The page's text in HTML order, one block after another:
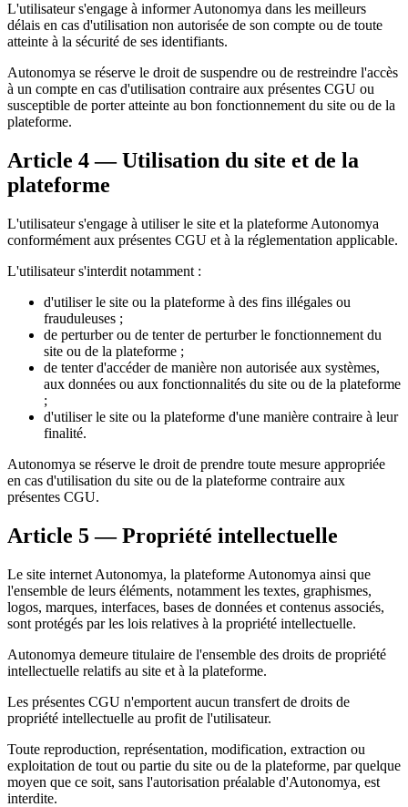
L'utilisateur s'engage à informer Autonomya dans les meilleurs
délais en cas d'utilisation non autorisée de son compte ou de toute
atteinte à la sécurité de ses identifiants.
Autonomya se réserve le droit de suspendre ou de restreindre l'accès
à un compte en cas d'utilisation contraire aux présentes CGU ou
susceptible de porter atteinte au bon fonctionnement du site ou de la
plateforme.
Article 4 — Utilisation du site et de la
plateforme
L'utilisateur s'engage à utiliser le site et la plateforme Autonomya
conformément aux présentes CGU et à la réglementation applicable.
L'utilisateur s'interdit notamment :
d'utiliser le site ou la plateforme à des fins illégales ou
frauduleuses ;
de perturber ou de tenter de perturber le fonctionnement du
site ou de la plateforme ;
de tenter d'accéder de manière non autorisée aux systèmes,
aux données ou aux fonctionnalités du site ou de la plateforme
;
d'utiliser le site ou la plateforme d'une manière contraire à leur
finalité.
Autonomya se réserve le droit de prendre toute mesure appropriée
en cas d'utilisation du site ou de la plateforme contraire aux
présentes CGU.
Article 5 — Propriété intellectuelle
Le site internet Autonomya, la plateforme Autonomya ainsi que
l'ensemble de leurs éléments, notamment les textes, graphismes,
logos, marques, interfaces, bases de données et contenus associés,
sont protégés par les lois relatives à la propriété intellectuelle.
Autonomya demeure titulaire de l'ensemble des droits de propriété
intellectuelle relatifs au site et à la plateforme.
Les présentes CGU n'emportent aucun transfert de droits de
propriété intellectuelle au profit de l'utilisateur.
Toute reproduction, représentation, modification, extraction ou
exploitation de tout ou partie du site ou de la plateforme, par quelque
moyen que ce soit, sans l'autorisation préalable d'Autonomya, est
interdite.